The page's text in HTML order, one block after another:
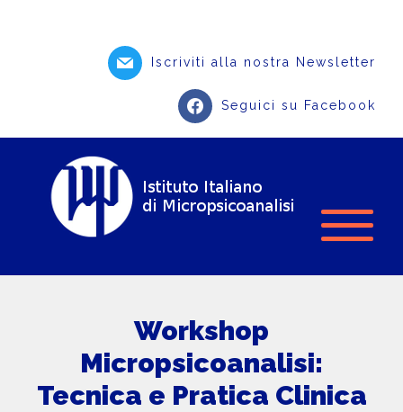
Iscriviti alla nostra Newsletter
Seguici su Facebook
Workshop
Micropsicoanalisi:
Tecnica e Pratica Clinica